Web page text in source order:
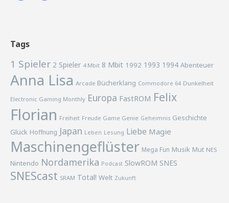
Tags
1 Spieler 2 Spieler 4 Mbit 8 Mbit 1992 1993 1994 Abenteuer
Anna Lisa Arcade Bücherklang Commodore 64 Dunkelheit
Electronic Gaming Monthly Europa FastROM Felix
Florian Freiheit Freude Game Genie Geheimnis Geschichte
Glück Hoffnung Japan Leben Lesung Liebe Magie
Maschinengeflüster Mega Fun Musik Mut NES
Nintendo Nordamerika Podcast SlowROM SNES
SNEScast SRAM Total! Welt Zukunft